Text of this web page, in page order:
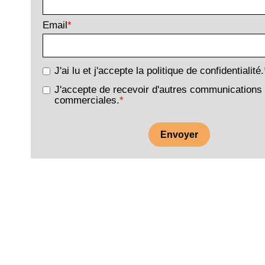
Email*
J'ai lu et j'accepte la politique de confidentialité.
J'accepte de recevoir d'autres communications
commerciales.*